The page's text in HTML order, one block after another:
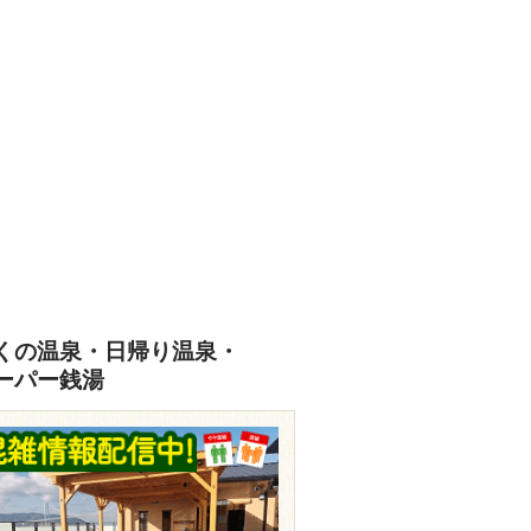
の温泉・日帰り温泉・
パー銭湯